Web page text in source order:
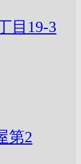
目19-3
第2